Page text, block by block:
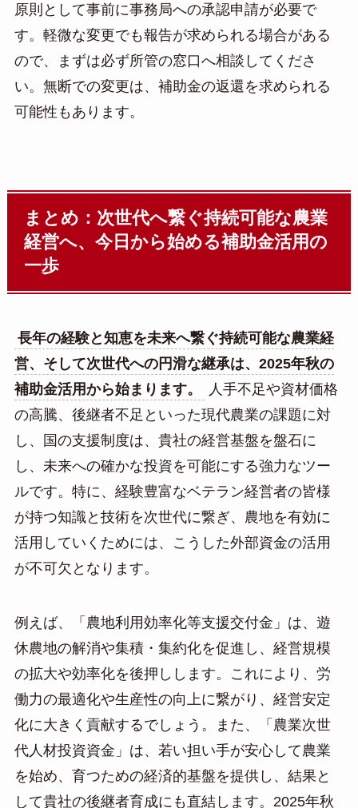
原則として事前に事務局への承認申請が必要で
す。軽微な変更でも報告が求められる場合がある
ので、まずは必ず所管の窓口へ相談してくださ
い。無断での変更は、補助金の返還を求められる
可能性もあります。
まとめ：次世代へ繋ぐ持続可能な農業
経営へ、今日から始める補助金活用の
一歩
長年の経験と知恵を未来へ繋ぐ持続可能な農業経
営、そして次世代への円滑な継承は、2025年秋の
補助金活用から始まります。
人手不足や資材価格
の高騰、後継者不足といった現代農業の課題に対
し、国の支援制度は、貴社の経営基盤を盤石に
し、未来への確かな投資を可能にする強力なツー
ルです。特に、経験豊富なベテラン経営者の皆様
が持つ知識と技術を次世代に繋ぎ、農地を有効に
活用していくためには、こうした外部資金の活用
が不可欠となります。
例えば、「農地利用効率化等支援交付金」は、遊
休農地の解消や集積・集約化を促進し、経営規模
の拡大や効率化を後押しします。これにより、労
働力の最適化や生産性の向上に繋がり、経営安定
化に大きく貢献するでしょう。また、「農業次世
代人材投資資金」は、若い担い手が安心して農業
を始め、育つための経済的基盤を提供し、結果と
して貴社の後継者育成にも直結します。2025年秋